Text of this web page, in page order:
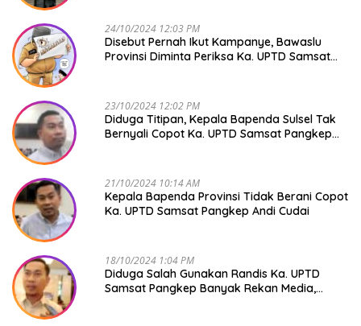
24/10/2024 12:03 PM
Disebut Pernah Ikut Kampanye, Bawaslu
Provinsi Diminta Periksa Ka. UPTD Samsat
23/10/2024 12:02 PM
Diduga Titipan, Kepala Bapenda Sulsel Tak
Bernyali Copot Ka. UPTD Samsat Pangkep
21/10/2024 10:14 AM
Kepala Bapenda Provinsi Tidak Berani Copot
Ka. UPTD Samsat Pangkep Andi Cudai
18/10/2024 1:04 PM
Diduga Salah Gunakan Randis Ka. UPTD
Samsat Pangkep Banyak Rekan Media,